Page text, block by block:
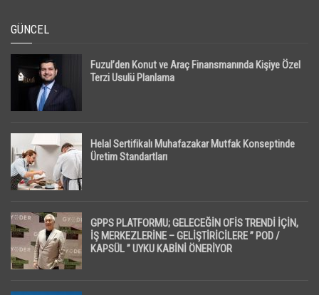
GÜNCEL
Fuzul’den Konut ve Araç Finansmanında Kişiye Özel
Terzi Usulü Planlama
Helal Sertifikalı Muhafazakar Mutfak Konseptinde
Üretim Standartları
GPPS PLATFORMU; GELECEĞİN OFİS TRENDİ İÇİN,
İŞ MERKEZLERİNE – GELİŞTİRİCİLERE ” POD /
KAPSÜL ” UYKU KABİNİ ÖNERİYOR